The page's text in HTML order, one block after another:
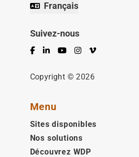
Français
Suivez-nous
Facebook
LinkedInYouTubeInstagram
Vimeo
Copyright © 2026
Menu
Sites disponibles
Nos solutions
Découvrez WDP